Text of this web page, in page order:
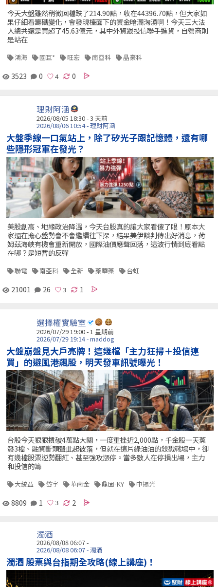
今天大盤雖然稍微回檔跌了214.90點，收在44396.70點，但大家如
果仔細看籌碼變化，會發現檯面下的資金暗潮洶湧啊！今天三大法
人總共還是買超了45.63億元，其中外資跟投信聯手進貨，自營商則
是站在
鴻海 國巨* 旺宏 南亞科 晶豪科
3523 0 0
理財阿涵
2026/08/05 18:30 - 3 天前
2026/08/06 10:54 - 理財阿涵
大盤季線一口氣站上，除了矽光子跟記憶體，還有哪
些隱形冠軍在發光？
美股創高、地緣政治降溫，今天台股真的讓大家看傻了眼！原本大
家還在擔心盤勢會不會繼續往下探，結果美伊談判傳出好消息，荷
姆茲海峽有機會重新開放，國際油價應聲回落，這波行情到底看點
在哪？是短暫的反彈
聯電 南亞科 全新 藥華藥 台虹
21001 26 1
選擇權實驗室
2026/07/29 19:00 - 1 星期前
2026/07/29 19:14 - maddog
大盤崩盤見大戶亮牌！這幾檔「主力狂掃＋投信連
買」的避風港飆股，明天發車訊號曝光！
台股今天狠狠摜破4萬點大關，一度重挫近2,000點，千金股一天蒸
發3檔、融資斷頭聲此起彼落，但就在這片綠油油的殺戮戰場中，卻
有幾檔股票逆勢翻紅、甚至強攻漲停。當多數人在停損出場，主力
和投信的籌
大統益 岱宇 華南金 鼎固-KY 中揚光
8809 1 2
濁酒
2026/08/08 06:07 -
2026/08/08 06:07 - 濁酒
濁酒 股票與台指期全攻略(線上講座)！